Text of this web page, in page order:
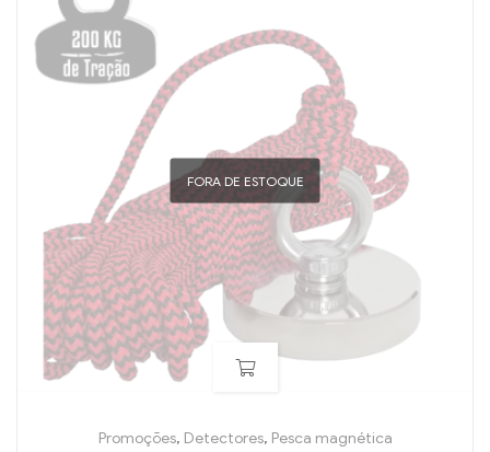
FORA DE ESTOQUE
Promoções, Detectores, Pesca magnética